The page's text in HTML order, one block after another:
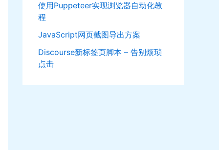
使用Puppeteer实现浏览器自动化教
程
JavaScript网页截图导出方案
Discourse新标签页脚本 – 告别烦琐
点击